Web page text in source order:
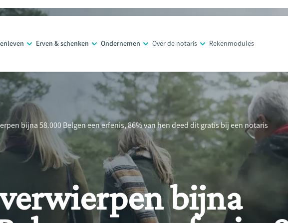
Erven & schenken Ondernemen Over de notaris Rekenmodules
bijna 58.000 Belgen een erfenis, 86% van hen deed dit gratis bij een notaris
bijna